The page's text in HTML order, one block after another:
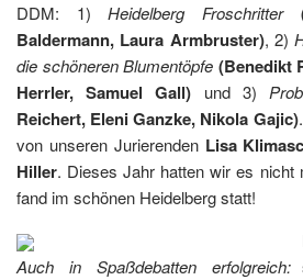
DDM: 1)Heidelberg Froschritter
Baldermann, Laura Armbruster), 2)
die schöneren Blumentöpfe (Benedikt
Herrler, Samuel Gall) und 3)
Reichert, Eleni Ganzke, Nikola Gajic)
von unseren Jurierenden Lisa
Hiller. Dieses Jahr hatten wir es nicht
fand im schönen Heidelberg statt!
Auch in Spaßdebatten erfolgreich: